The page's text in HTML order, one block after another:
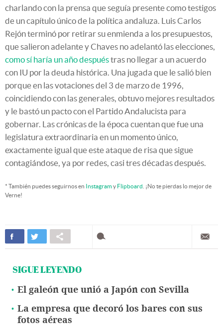
charlando con la prensa que seguía presente como testigos
de un capítulo único de la política andaluza. Luis Carlos
Rejón terminó por retirar su enmienda a los presupuestos,
que salieron adelante y Chaves no adelantó las elecciones,
como sí haría un año despuéstras no llegar a un acuerdo
con IU por la deuda histórica. Una jugada que le salió bien
porque en las votaciones del 3 de marzo de 1996,
coincidiendo con las generales, obtuvo mejores resultados
y le bastó un pacto con el Partido Andalucista para
gobernar. Las crónicas de la época cuentan que fue una
legislatura extraordinaria en un momento único,
exactamente igual que este ataque de risa que sigue
contagiándose, ya por redes, casi tres décadas después.
* También puedes seguirnos en Instagramy Flipboard . ¡No te pierdas lo mejor de
Verne!
SIGUE LEYENDO
El galeón que unió a Japón con Sevilla
La empresa que decoró los bares con sus
fotos aéreas